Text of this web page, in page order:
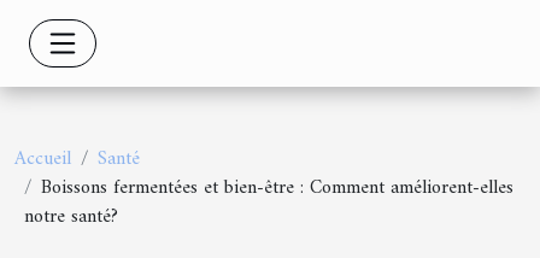
Accueil
Santé
Boissons fermentées et bien-être : Comment améliorent-elles
notre santé?